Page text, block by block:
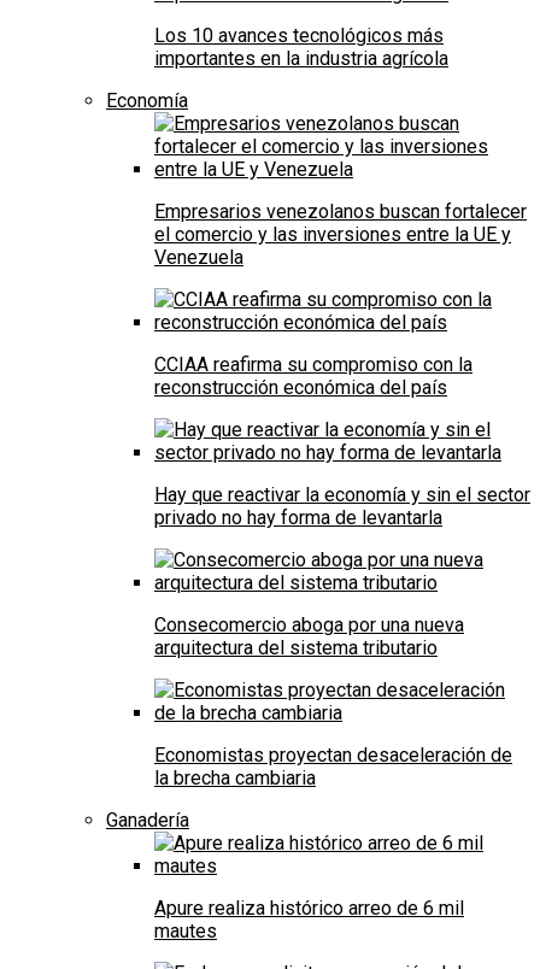
Los 10 avances tecnológicos más
importantes en la industria agrícola
Economía
Empresarios venezolanos buscan fortalecer
el comercio y las inversiones entre la UE y
Venezuela
CCIAA reafirma su compromiso con la
reconstrucción económica del país
Hay que reactivar la economía y sin el sector
privado no hay forma de levantarla
Consecomercio aboga por una nueva
arquitectura del sistema tributario
Economistas proyectan desaceleración de
la brecha cambiaria
Ganadería
Apure realiza histórico arreo de 6 mil
mautes